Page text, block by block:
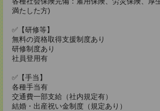
満たした方)
✅【研修等】
無料の資格取得支援制度あり
研修制度あり
社員登用有
✅【手当】
各種手当有
交通費一部支給（社内規定有）
結婚・出産祝い金制度（規定あり）